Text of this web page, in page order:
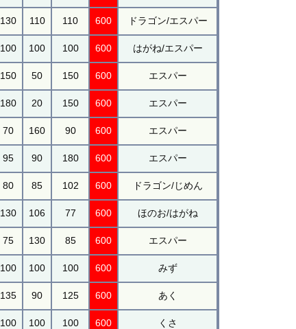
130 110 110 600 ドラゴン/エスパー
100 100 100 600 はがね/エスパー
150 50 150 600 エスパー
180 20 150 600 エスパー
70 160 90 600 エスパー
95 90 180 600 エスパー
80 85 102 600 ドラゴン/じめん
130 106 77 600 ほのお/はがね
75 130 85 600 エスパー
100 100 100 600 みず
135 90 125 600 あく
100 100 100 600 くさ